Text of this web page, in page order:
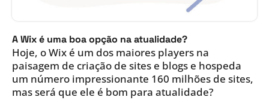
A Wix é uma boa opção na atualidade?
Hoje, o Wix é um dos maiores players na
paisagem de criação de sites e blogs e hospeda
um número impressionante 160 milhões de sites,
mas será que ele é bom para atualidade?